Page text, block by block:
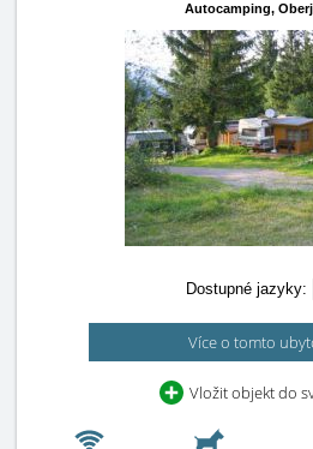
Autocamping,
Dostupné jazyky:
Více o tomto
Vložit objekt do